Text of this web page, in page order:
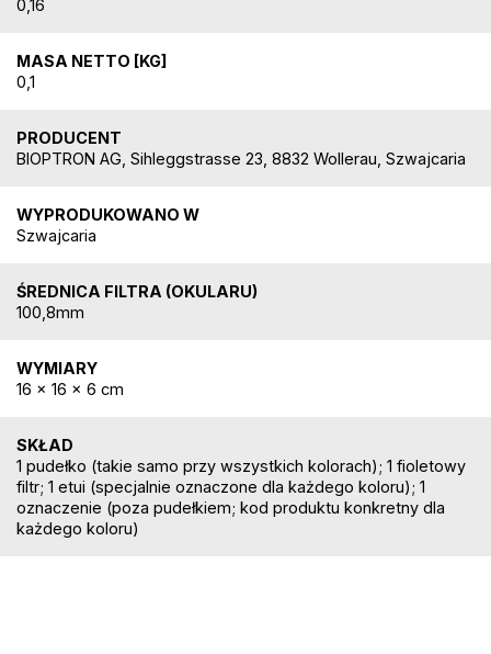
0,16
MASA NETTO [KG]
0,1
PRODUCENT
BIOPTRON AG, Sihleggstrasse 23, 8832 Wollerau, Szwajcaria
WYPRODUKOWANO W
Szwajcaria
ŚREDNICA FILTRA (OKULARU)
100,8mm
WYMIARY
16 x 16 x 6 cm
SKŁAD
1 pudełko (takie samo przy wszystkich kolorach); 1 fioletowy
filtr; 1 etui (specjalnie oznaczone dla każdego koloru); 1
oznaczenie (poza pudełkiem; kod produktu konkretny dla
każdego koloru)